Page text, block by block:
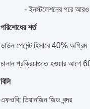
- ইনস্টলেশনের পরে আরও
পরিশোধের শর্ত
ডাউন পেমেন্ট হিসাবে 40% অগ্রিম
চালান প্রক্রিয়াজাত হওয়ার আগে
বিলি
এফওবি: তিয়ানজিন জিংং বন্দর